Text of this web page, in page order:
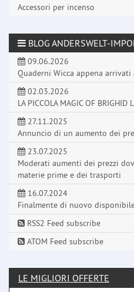
Accessori per incenso
BLOG ANDERSWELT-
09.06.2026
Quaderni Wicca appena
02.03.2026
LA PICCOLA MAGIC OF BRIGHID
27.11.2025
Annuncio di un aumento dei
23.07.2025
Moderati aumenti dei prezzi
materie prime e dei trasporti
16.07.2024
Finalmente di nuovo
RSS2 Feed subscribe
ATOM Feed subscribe
LE MIGLIORI OFFERTE